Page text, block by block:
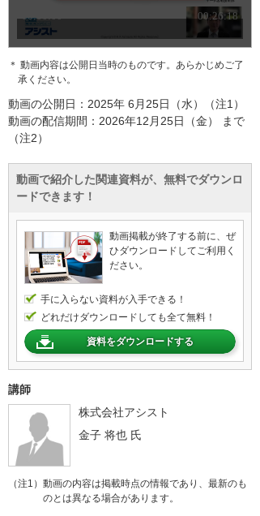
＊ 動画内容は公開日当時のものです。あらかじめご了
承ください。
動画の公開日：2025年 6月25日（水）（注1）
動画の配信期間：2026年12月25日（金） まで
（注2）
動画で紹介した関連資料が、無料でダウンロ
ードできます！
動画掲載が終了する前に、ぜ
ひダウンロードしてご利用く
ださい。
手に入らない資料が入手できる！
どれだけダウンロードしても全て無料！
資料をダウンロードする
講師
株式会社アシスト
金子 将也 氏
（注1）動画の内容は掲載時点の情報であり、最新のも
のとは異なる場合があります。